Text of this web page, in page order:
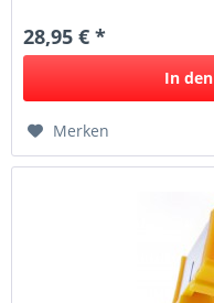
28,95 € *
In den
Merken